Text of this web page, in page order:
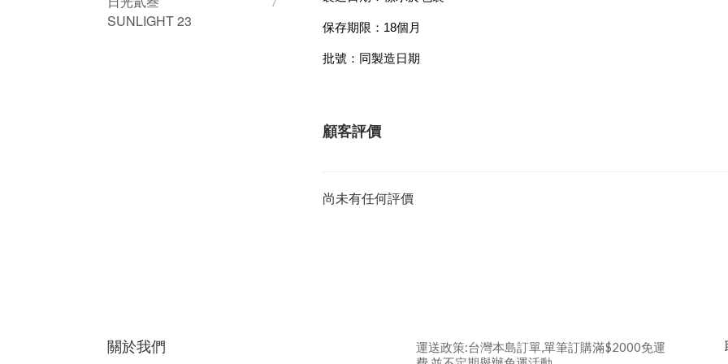
SUNLIGHT 23
保存期限：18個月
批號：同製造日期
顧客評價
尚未有任何評價
關於我們
運送政策:台灣本島訂單,單筆訂購滿$2000免運